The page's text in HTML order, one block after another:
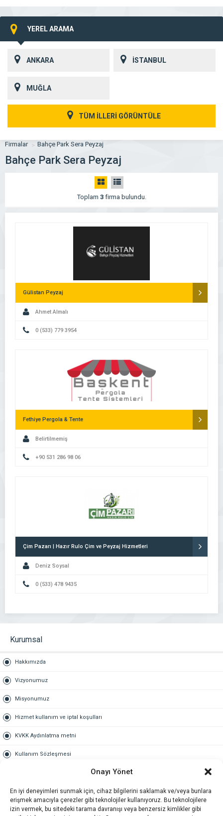
Onayı Yönet
En iyi deneyimleri sunmak için, cihaz bilgilerini saklamak ve/veya bunlara
erişmek amacıyla çerezler gibi teknolojiler kullanıyoruz. Bu teknolojilere
izin vermek, bu sitedeki tarama davranışı veya benzersiz kimlikler gibi
YEREL ARAMA
ANKARA İSTANBUL
MUĞLA
TÜM İLLERİ GÖRÜNTÜLE
Firmalar Bahçe Park Sera Peyzaj
Bahçe Park Sera Peyzaj
Toplam 3firma bulundu.
Gülistan Peyzaj
Ahmet Almalı
0 (533) 779 3954
Fethiye Pergola & Tente
Belirtilmemiş
+90 531 286 98 06
Çim Pazarı | Hazır Rulo Çim ve Peyzaj Hizmetleri
Deniz Soysal
0 (533) 478 9435
Kurumsal
Hakkımızda
Vizyonumuz
Misyonumuz
Hizmet kullanım ve iptal koşulları
KVKK Aydınlatma metni
Kullanım Sözleşmesi
Gold üyelik nedir